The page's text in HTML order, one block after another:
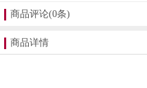
商品评论(0条)
商品详情